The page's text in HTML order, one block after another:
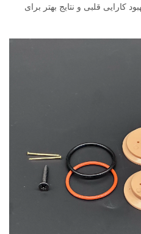
کارایی قلبی و نتایج بهتر برای